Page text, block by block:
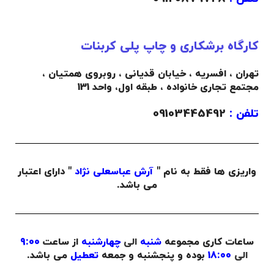
کارگاه برشکاری و چاپ پلی کربنات
تهران ، افسریه ، خیابان قدیانی ، روبروی همتیان ،
مجتمع تجاری خانواده ، طبقه اول، واحد 131
تلفن :
واریزی ها فقط به نام " آرش عباسعلی نژاد " دارای اعتبار
می باشد.
ساعات کاری مجموعه شنبه الی چهارشنبه از ساعت 9:00
الی
بوده و پنجشنبه و جمعهتعطیل می باشد.